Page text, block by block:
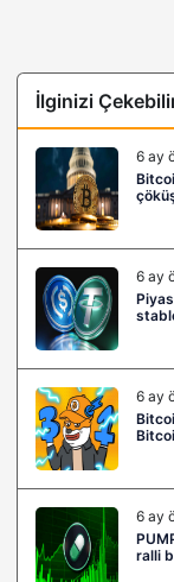
İlginizi
6 ay
6 ay
6 ay
6 ay
ralli